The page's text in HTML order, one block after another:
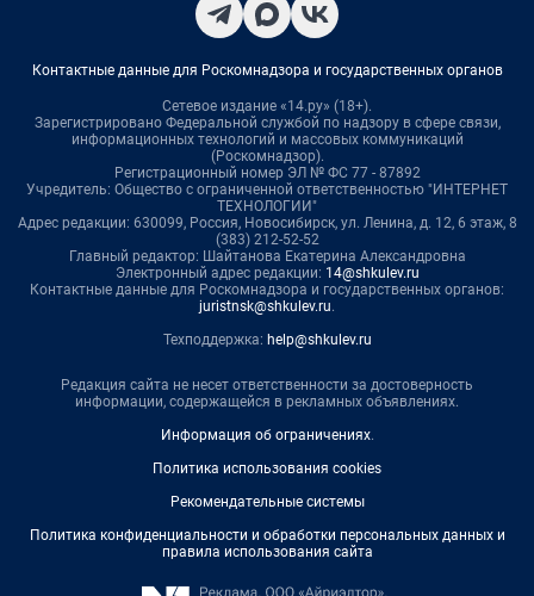
Контактные данные для Роскомнадзора и государственных органов
Сетевое издание «14.ру» (18+).
Зарегистрировано Федеральной службой по надзору в сфере связи,
информационных технологий и массовых коммуникаций
(Роскомнадзор).
Регистрационный номер ЭЛ № ФС 77 - 87892
Учредитель: Общество с ограниченной ответственностью "ИНТЕРНЕТ
ТЕХНОЛОГИИ"
Адрес редакции: 630099, Россия, Новосибирск, ул. Ленина, д. 12, 6 этаж, 8
(383) 212-52-52
Главный редактор: Шайтанова Екатерина Александровна
Электронный адрес редакции: 14@shkulev.ru
Контактные данные для Роскомнадзора и государственных органов:
juristnsk@shkulev.ru.
Техподдержка: help@shkulev.ru
Редакция сайта не несет ответственности за достоверность
информации, содержащейся в рекламных объявлениях.
Информация об ограничениях.
Политика использования cookies
Рекомендательные системы
Политика конфиденциальности и обработки персональных данных и
правила использования сайта